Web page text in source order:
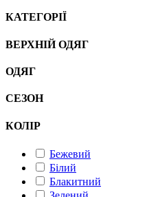
КАТЕГОРІЇ
ВЕРХНІЙ ОДЯГ
ОДЯГ
СЕЗОН
КОЛІР
Бежевий
Білий
Блакитний